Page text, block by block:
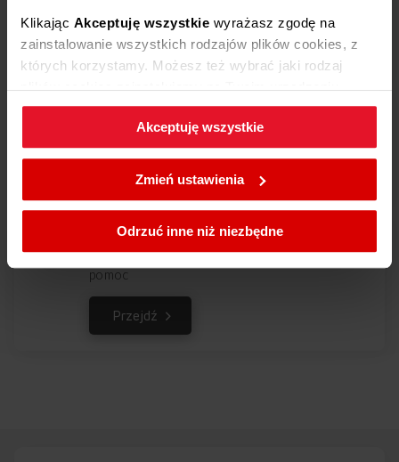
Klikając Akceptuję wszystkie wyrażasz zgodę na
zainstalowanie wszystkich rodzajów plików cookies, z
których korzystamy. Możesz też wybrać jaki rodzaj
plików cookies zainstalujemy na Twoim urządzeniu,
klikającZmień ustawienia.
W każdej chwili możesz zmienić wybrane przez Ciebie
ustawienia plików cookies wchodząc w zakładkę
Akceptuję wszystkie
Zmień ustawienia
Odrzuć inne niż niezbędne
Przejdź
Znajdź akcesoria do swojego sprzętu Amica
Napisz do działu obsługi klienta i uzyskaj
pomoc
Przejdź